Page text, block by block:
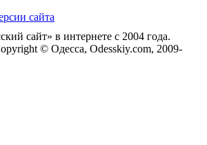
сайта
сайт» в интернете с 2004 года.
© Одесса, Odesskiy.com, 2009-